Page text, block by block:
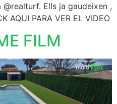
Ells ja gaudeixen ,
AQUI PARA VER EL VIDEO
FILM